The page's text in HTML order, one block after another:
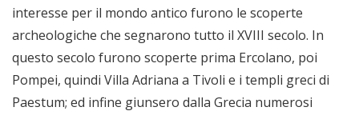
interesse per il mondo antico furono le scoperte
archeologiche che segnarono tutto il XVIII secolo. In
questo secolo furono scoperte prima Ercolano, poi
Pompei, quindi Villa Adriana a Tivoli e i templi greci di
Paestum; ed infine giunsero dalla Grecia numerosi